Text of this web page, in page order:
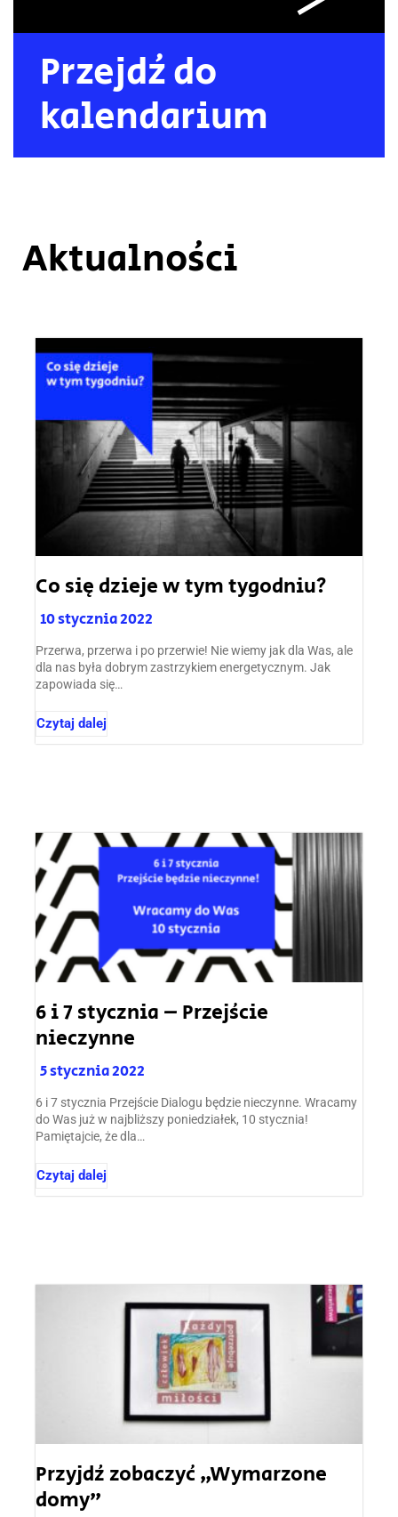
Przejdź do
kalendarium
Aktualności
Co się dzieje w tym tygodniu?
10 stycznia 2022
Przerwa, przerwa i po przerwie! Nie wiemy jak dla Was, ale
dla nas była dobrym zastrzykiem energetycznym. Jak
zapowiada się…
Czytaj dalej
6 i 7 stycznia – Przejście
nieczynne
5 stycznia 2022
6 i 7 stycznia Przejście Dialogu będzie nieczynne. Wracamy
do Was już w najbliższy poniedziałek, 10 stycznia!
Pamiętajcie, że dla…
Czytaj dalej
Przyjdź zobaczyć „Wymarzone
domy”